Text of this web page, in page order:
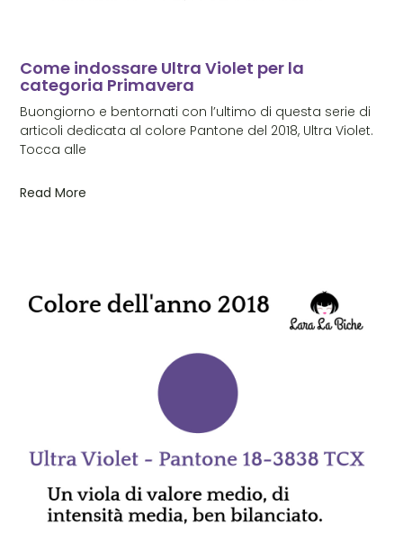
Come indossare Ultra Violet per la
categoria Primavera
Buongiorno e bentornati con l’ultimo di questa serie di
articoli dedicata al colore Pantone del 2018, Ultra Violet.
Tocca alle
Read More